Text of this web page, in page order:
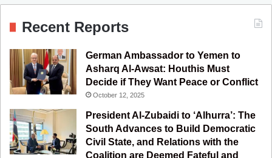
o
k
u
b
e
a
r
a
g
a
m
Recent Reports
German Ambassador to Yemen to
Asharq Al-Awsat: Houthis Must
Decide if They Want Peace or Conflict
October 12, 2025
President Al-Zubaidi to ‘Alhurra’: The
South Advances to Build Democratic
Civil State, and Relations with the
Coalition are Deemed Fateful and